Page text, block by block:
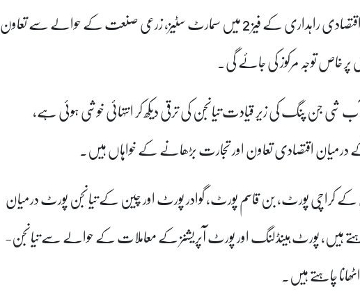
وزیر اعظم کا کہنا تھا کہ چین پاکستان اقتصادی راہداری کے فیز 2 میں سمارٹ سٹیز، زرعی صنعت کے حوالے سے تعاون
پر خاص توجہ مرکوز کی جائے گی۔
جن پنگ کی زیر قیادت تیانجن کی ترقی دیکھ کر انتہائی خوشی ہوئی ہے،
کے درمیان اقتصادی تعاون اور تجارت بڑھانے کے خواہاں ہیں۔
کے کراچی پورٹ، بن قاسم پورٹ، گوادر پورٹ اور چین کے تیانجن پورٹ درمیان
ہیں، پورٹ ہینڈلنگ اور پورٹ آپریشنز کے معاملات کے حوالے سے تیانجن-
چاہتے ہیں۔